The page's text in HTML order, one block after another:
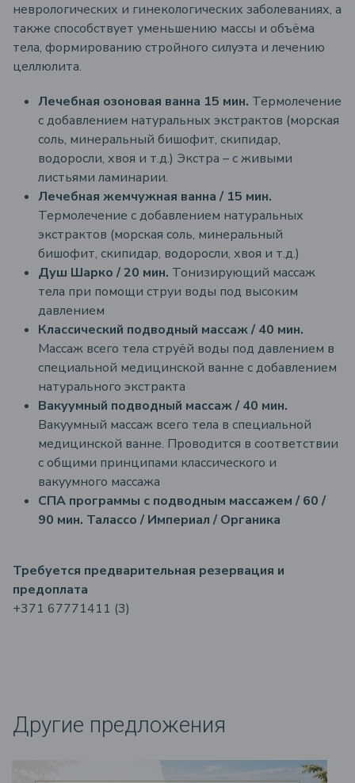
неврологических и гинекологических заболеваниях, а
также способствует уменьшению массы и объёма
тела, формированию стройного силуэта и лечению
целлюлита.
Лечебная озоновая ванна 15 мин. Термолечение
с добавлением натуральных экстрактов (морская
соль, минеральный бишофит, скипидар,
водоросли, хвоя и т.д.) Экстра – с живыми
листьями ламинарии.
Лечебная жемчужная ванна / 15 мин.
Термолечение с добавлением натуральных
экстрактов (морская соль, минеральный
бишофит, скипидар, водоросли, хвоя и т.д.)
Душ Шарко / 20 мин. Тонизирующий массаж
тела при помощи струи воды под высоким
давлением
Классический подводный массаж / 40 мин.
Массаж всего тела струёй воды под давлением в
специальной медицинской ванне с добавлением
натурального экстракта
Вакуумный подводный массаж / 40 мин.
Вакуумный массаж всего тела в специальной
медицинской ванне. Проводится в соответствии
с общими принципами классического и
вакуумного массажа
СПА программы с подводным массажем / 60 /
90 мин. Талассо / Империал / Органика
Требуется предварительная резервация и
предоплата
+371 67771411 (3)
Другие предложения